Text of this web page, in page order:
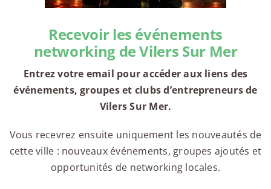
Recevoir les événements
networking de Vilers Sur Mer
Entrez votre email pour accéder aux liens des
événements, groupes et clubs d’entrepreneurs de
Vilers Sur Mer.
Vous recevrez ensuite uniquement les nouveautés de
cette ville : nouveaux événements, groupes ajoutés et
opportunités de networking locales.